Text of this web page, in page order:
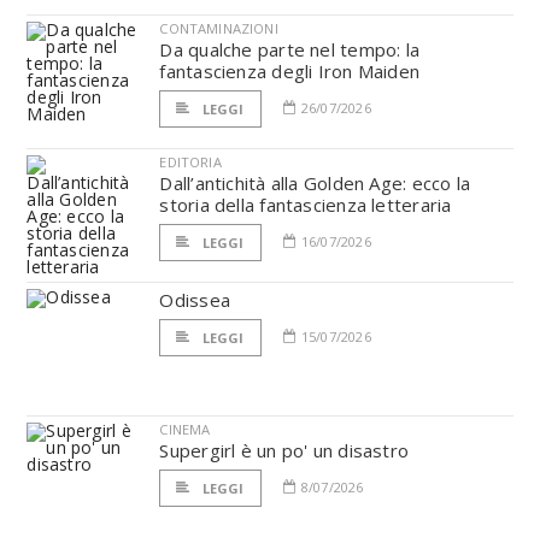
CONTAMINAZIONI
Da qualche parte nel tempo: la
fantascienza degli Iron Maiden
LEGGI 26/07/2026
EDITORIA
Dall’antichità alla Golden Age: ecco la
storia della fantascienza letteraria
LEGGI 16/07/2026
Odissea
LEGGI 15/07/2026
CINEMA
Supergirl è un po' un disastro
LEGGI 8/07/2026